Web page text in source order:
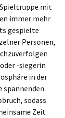
mit
immer mehr
gespielte
Personen,
-siegerin
in der
spannenden
sodass
Zeit